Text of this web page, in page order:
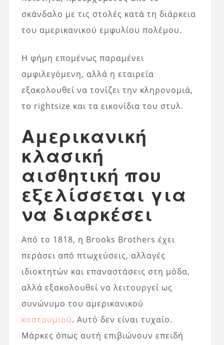
σκάνδαλο με τις στολές κατά τη διάρκεια
του αμερικανικού εμφυλίου πολέμου.
Η φήμη επομένως παραμένει
αμφιλεγόμενη, αλλά η εταιρεία
εξακολουθεί να τονίζει την κληρονομιά,
το rightsize και τα εικονίδια του στυλ.
Αμερικανική
κλασική
αισθητική που
εξελίσσεται για
να διαρκέσει
Από το 1818, η Brooks Brothers έχει
περάσει από πτωχεύσεις, αλλαγές
ιδιοκτητών και επαναστάσεις στη μόδα,
αλλά εξακολουθεί να λειτουργεί ως
συνώνυμο του αμερικανικού
κοστουμιού. Αυτό δεν είναι τυχαίο.
Μάρκες όπως αυτή επιβιώνουν επειδή